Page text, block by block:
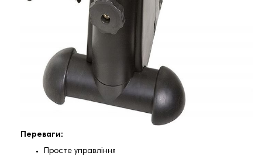
Переваги:
Просте управління